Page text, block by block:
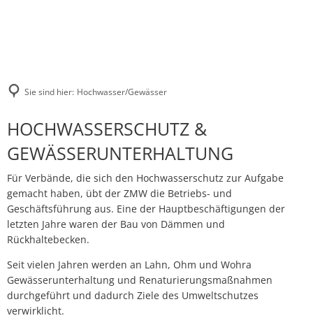
Sie sind hier: Hochwasser/Gewässer
Hochwasser/Gewässer
HOCHWASSERSCHUTZ &
GEWÄSSERUNTERHALTUNG
Für Verbände, die sich den Hochwasserschutz zur Aufgabe
gemacht haben, übt der ZMW die Betriebs- und
Geschäftsführung aus. Eine der Hauptbeschäftigungen der
letzten Jahre waren der Bau von Dämmen und
Rückhaltebecken.
Seit vielen Jahren werden an Lahn, Ohm und Wohra
Gewässerunterhaltung und Renaturierungsmaßnahmen
durchgeführt und dadurch Ziele des Umweltschutzes
verwirklicht.